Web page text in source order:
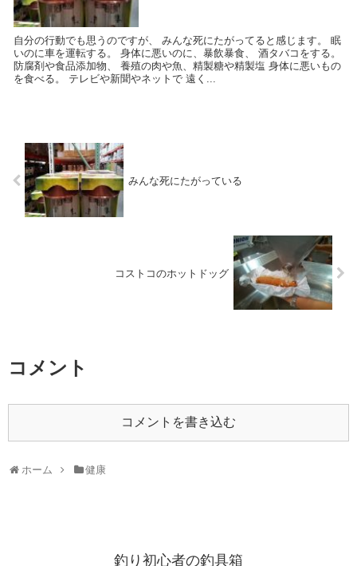
自分の行動でも思うのですが、 みんな死にたがってると感じます。 眠
いのに車を運転する。 身体に悪いのに、暴飲暴食、 酒タバコをする。
防腐剤や食品添加物、 養殖の肉や魚、精製糖や精製塩 身体に悪いもの
を食べる。 テレビや新聞やネットで 遠く...
みんな死にたがっている
コストコのホットドッグ
コメント
コメントを書き込む
ホーム 健康
釣り初心者の釣具箱